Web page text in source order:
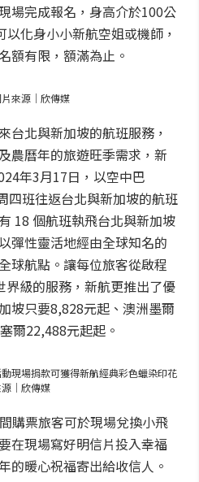
場完成報名，身高介於100公
化身小小新航空姐或機師，
額有限，額滿為止。
來源｜欣傳媒
台北與新加坡的航班服務，
農曆年的旅遊旺季需求，新
年3月17日，以空中巴
四班往返台北與新加坡的航班
18 個航班執飛台北與新加坡
彈性靈活地經由全球知名的
球航點。讓每位旅客從啟程
界級的服務，新航更推出了優
坡只要8,828元起、澳洲墨爾
爾22,488元起起。
現場捐款可獲得新航經典彩色蠟染印花
｜欣傳媒
購票旅客可於現場兌換小飛
在現場寫好明信片投入幸福
的暖心祝福寄出給收信人。